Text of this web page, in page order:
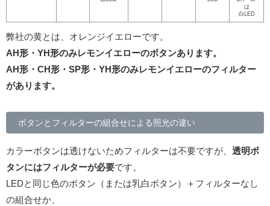
は
白LED
弊社の黄とは、オレンジイエローです。
AH形・YH形のみレモンイエローのボタンあります。
AH形・CH形・SP形・YH形のみレモンイエローのフィルター
があります。
ボタンとフィルターの組合せによる照光の違い
カラーボタンは透けないためフィルターは不要ですが、 透明ボ
タンにはフィルターが必要です。
LEDと同じ色のボタン（または乳白ボタン）＋フィルターなし
の組合せか、